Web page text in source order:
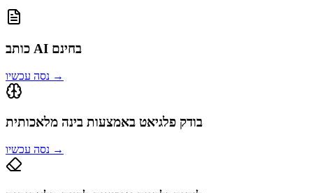
כותב AI בחינם
נסה עכשיו →
בודק פלגיאט באמצעות בינה מלאכותית
נסה עכשיו →